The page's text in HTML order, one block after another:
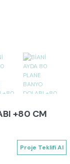
+80 CM
Proje Teklifi Al